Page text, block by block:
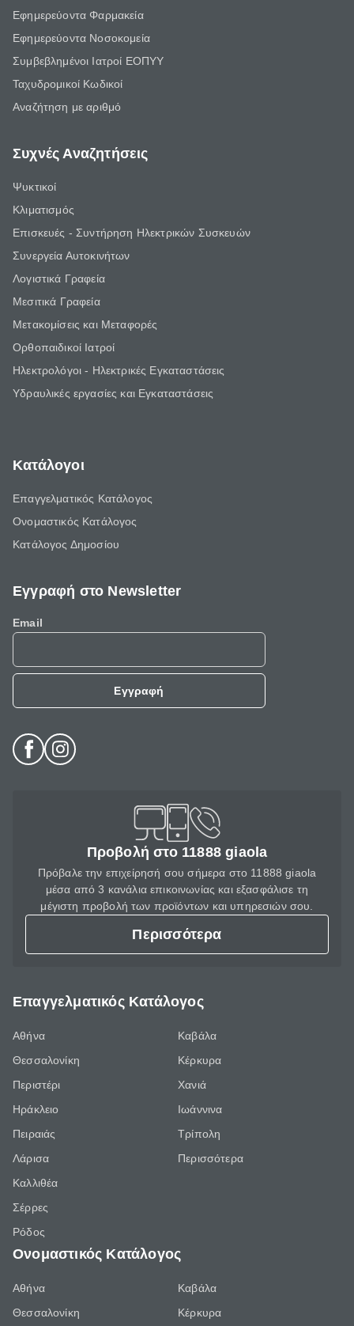
Εφημερεύοντα Φαρμακεία
Εφημερεύοντα Νοσοκομεία
Συμβεβλημένοι Ιατροί ΕΟΠΥΥ
Ταχυδρομικοί Κωδικοί
Αναζήτηση με αριθμό
Συχνές Αναζητήσεις
Ψυκτικοί
Κλιματισμός
Επισκευές - Συντήρηση Ηλεκτρικών Συσκευών
Συνεργεία Αυτοκινήτων
Λογιστικά Γραφεία
Μεσιτικά Γραφεία
Μετακομίσεις και Μεταφορές
Ορθοπαιδικοί Ιατροί
Ηλεκτρολόγοι - Ηλεκτρικές Εγκαταστάσεις
Υδραυλικές εργασίες και Εγκαταστάσεις
Κατάλογοι
Επαγγελματικός Κατάλογος
Ονομαστικός Κατάλογος
Κατάλογος Δημοσίου
Εγγραφή στο Newsletter
Email
Εγγραφή
Προβολή στο 11888 giaola
Πρόβαλε την επιχείρησή σου σήμερα στο 11888 giaola
μέσα από 3 κανάλια επικοινωνίας και εξασφάλισε τη
μέγιστη προβολή των προϊόντων και υπηρεσιών σου.
Περισσότερα
Επαγγελματικός Κατάλογος
Αθήνα
Θεσσαλονίκη
Περιστέρι
Ηράκλειο
Πειραιάς
Λάρισα
Καλλιθέα
Σέρρες
Ρόδος
Καβάλα
Κέρκυρα
Χανιά
Ιωάννινα
Τρίπολη
Περισσότερα
Ονομαστικός Κατάλογος
Αθήνα
Θεσσαλονίκη
Καβάλα
Κέρκυρα